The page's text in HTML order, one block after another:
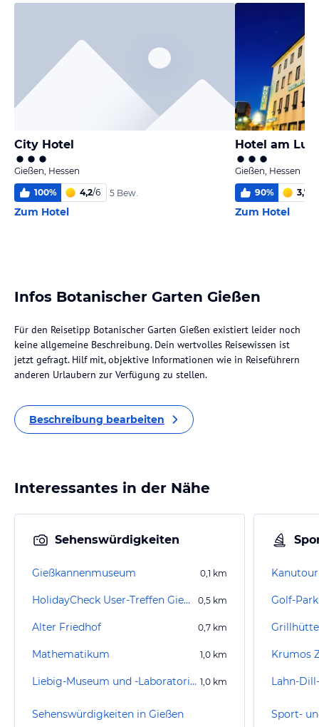
City Hotel
Gießen, Hessen
100% 4,2/6 5 Bew.
Zum Hotel
Hotel am
Gießen, Hessen
90% 3,7
Zum Hotel
Infos Botanischer Garten Gießen
Für den Reisetipp Botanischer Garten Gießen existiert leider noch
keine allgemeine Beschreibung. Dein wertvolles Reisewissen ist
jetzt gefragt. Hilf mit, objektive Informationen wie in Reiseführern
anderen Urlaubern zur Verfügung zu stellen.
Beschreibung bearbeiten
Interessantes in der Nähe
Sehenswürdigkeiten
Gießkannenmuseum 0,1 km
HolidayCheck User-Treffen Gießen 2007 0,5 km
Alter Friedhof 0,7 km
Mathematikum 1,0 km
Liebig-Museum und -Laboratorium 1,0 km
Sehenswürdigkeiten in Gießen
Golf-
Grillhütte
Krumos
Lahn-
Sport-